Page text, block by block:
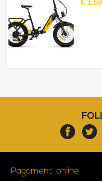
€
Pagamenti online